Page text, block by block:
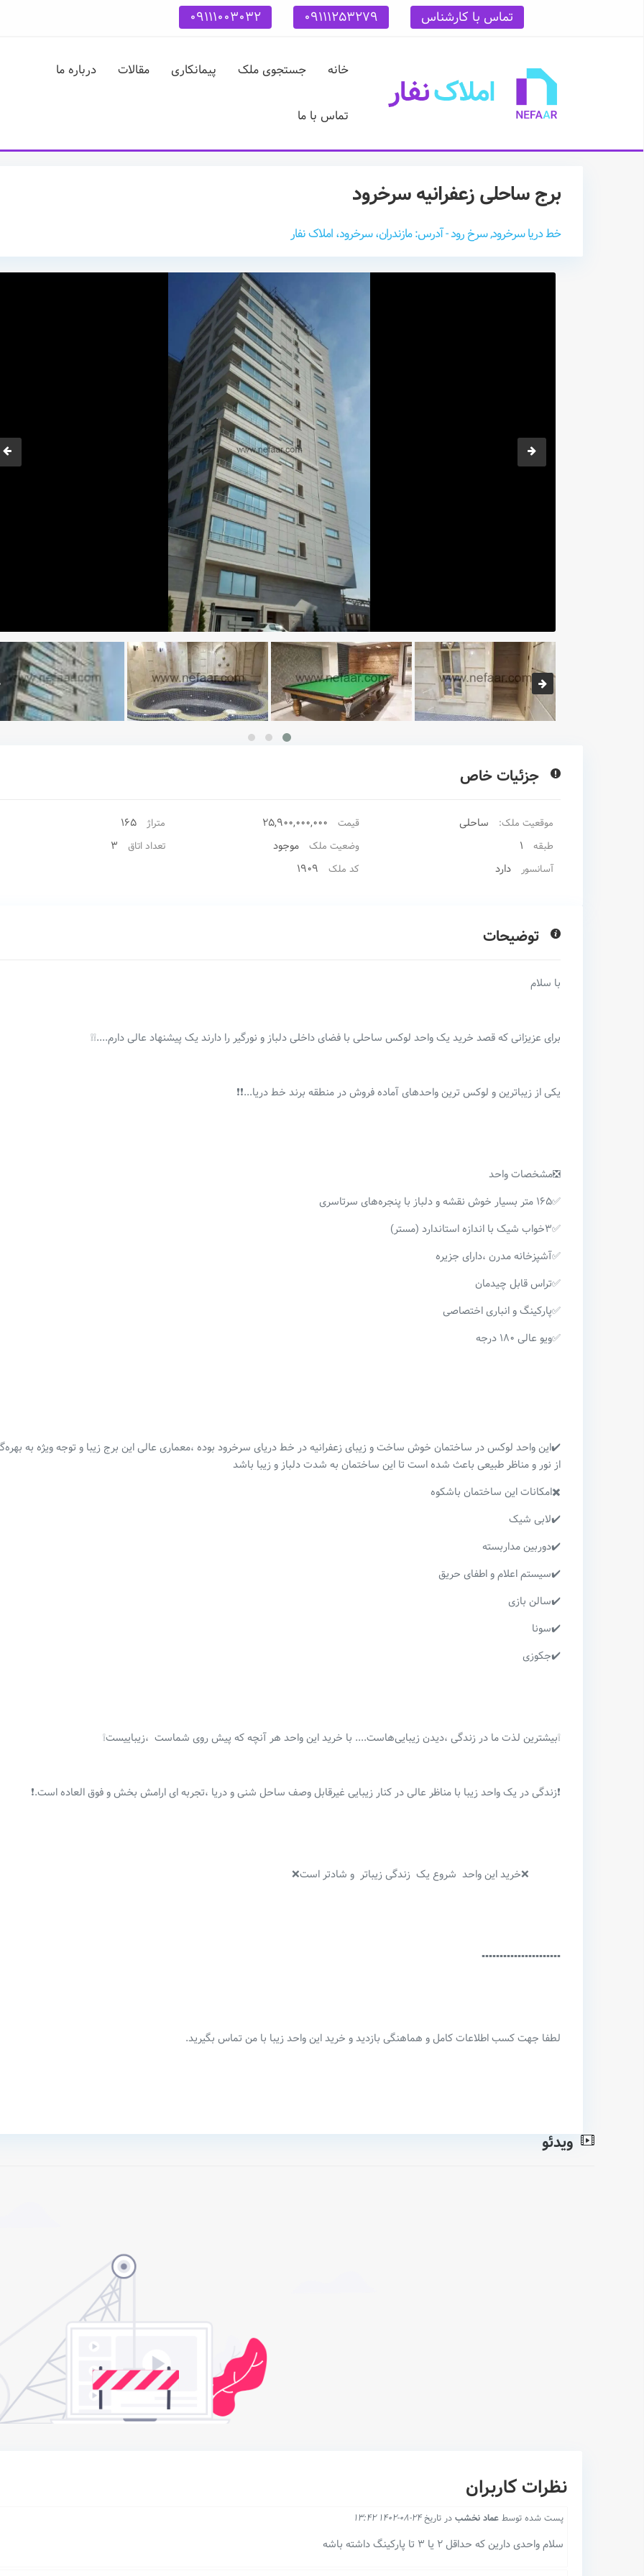
تماس با کارشناس 09111253279
09111003032
خانه جستجوی ملک پیمانکاری مقالات درباره ما
تماس با ما
برج ساحلی زعفرانیه سرخرود
خط دریا سرخرود, سرخ رود - آدرس: مازندران، سرخرود، املاک نفار
جزئیات خاص
موقعیت ملک: ساحلی قیمت 25,900,000,000 متراژ 165
طبقه 1 وضعیت ملک موجود تعداد اتاق 3
آسانسور دارد کد ملک ۱۹۰۹
توضیحات
با سلام
برای عزیزانی که قصد خرید یک واحد لوکس ساحلی با فضای داخلی دلباز و نورگیر را دارند یک پیشنهاد عالی دارم....❕❕
یکی از زیباترین و لوکس ترین واحدهای آماده فروش در منطقه برند خط دریا...❗❗
❎مشخصات واحد
✅۱۶۵ متر بسیار خوش نقشه و دلباز با پنجره‌های سرتاسری
✅۳خواب شیک با اندازه استاندارد (مستر)
✅آشپزخانه مدرن ،دارای جزیره
✅تراس قابل چیدمان
✅پارکینگ و انباری اختصاصی
✅ویو عالی ۱۸۰ درجه
✔️این واحد لوکس در ساختمان خوش ساخت و زیبای زعفرانیه در خط دریای سرخرود بوده ،معماری عالی این برج زیبا و توجه ویژه به
از نور و‌ مناظر طبیعی باعث شده است تا این ساختمان به شدت دلباز و زیبا باشد
✖️امکانات این ساختمان باشکوه
✔️لابی شیک
✔️دوربین مداربسته
✔️سیستم اعلام و اطفای حریق
✔️سالن بازی
✔️سونا
✔️جکوزی
❕بیشترین لذت ما در زندگی ،دیدن زیبایی‌هاست.... با خرید این واحد هر آنچه که پیش روی شماست ،زیباییست❕
❗زندگی در یک واحد زیبا با مناظر عالی در کنار زیبایی غیرقابل وصف ساحل شنی و دریا ،تجربه ای ارامش بخش و فوق العاده است.❗
❌خرید این واحد شروع یک زندگی زیباتر و شادتر است❌
▪️▪️▪️▪️▪️▪️▪️▪️▪️▪️▪️▪️▪️▪️▪️▪️▪️▪️▪️▪️▪️▪️
لطفا جهت کسب اطلاعات کامل و هماهنگی بازدید و خرید این واحد زیبا با من تماس بگیرید.
ویدئو
نظرات کاربران
پست شده توسطعماد نخشبدر تاریخ24-08-1402 13:42
سلام واحدی دارین که حداقل ۲ یا ۳ تا پارکینگ داشته باشه